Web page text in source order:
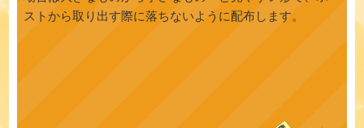
ストから取り出す際に落ちないように配布します。